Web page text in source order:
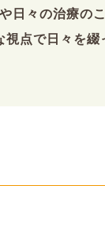
日々の治療の
視点で日々を綴